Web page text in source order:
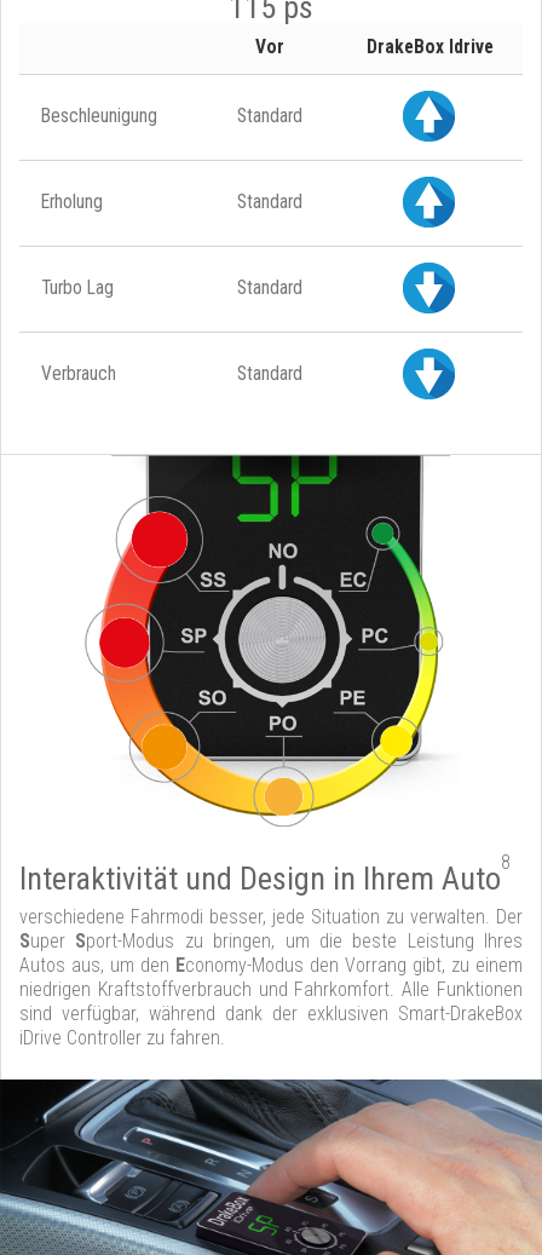
Vor DrakeBox Idrive
Beschleunigung Standard
Erholung Standard
Turbo Lag Standard
Verbrauch Standard
Interaktivität und Design in Ihrem Auto8
verschiedene Fahrmodi besser, jede Situation zu verwalten. Der
Super Sport-Modus zu bringen, um die beste Leistung Ihres
Autos aus, um den Economy-Modus den Vorrang gibt, zu einem
niedrigen Kraftstoffverbrauch und Fahrkomfort. Alle Funktionen
sind verfügbar, während dank der exklusiven Smart-DrakeBox
iDrive Controller zu fahren.